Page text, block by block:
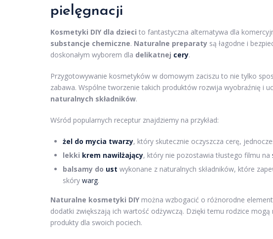
pielęgnacji
Kosmetyki DIY dla dzieci to fantastyczna alternatywa dla
substancje chemiczne. Naturalne preparaty są łagodne i
doskonałym wyborem dla delikatnej cery.
Przygotowywanie kosmetyków w domowym zaciszu to nie tylko
zabawa. Wspólne tworzenie takich produktów rozwija wyobraźnię i
naturalnych składników.
Wśród popularnych receptur znajdziemy na przykład:
żel do mycia twarzy, który skutecznie oczyszcza cerę,
lekki krem nawilżający, który nie pozostawia tłustego filmu na
balsamy do ust wykonane z naturalnych składników, które
skóry warg.
Naturalne kosmetyki DIY można wzbogacić o różnorodne
dodatki zwiększają ich wartość odżywczą. Dzięki temu rodzice
produkty dla swoich pociech.